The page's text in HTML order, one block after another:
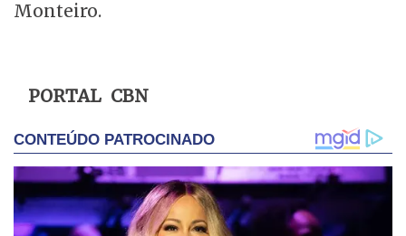
Monteiro.
PORTAL CBN